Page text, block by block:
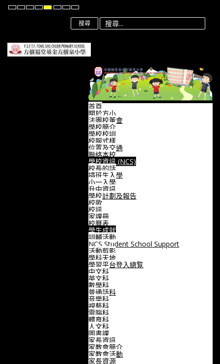
Default
NightHighHighHigh
Contrast
Set
Smaller
Set
Default
Set
Larger
Font
搜尋
首頁
關於方小
法團校董會
學校簡介
學校校訓
校服式樣
位置及交通
聯絡本校
學校資訊 (NCS)
校長的話
插班生入學
小一入學
升中資訊
學校計劃及報告
校歌
校訊
家課冊
校曆表
學生成就
訓輔活動
NCS Student School Support
活動剪影
學科天地
學習平台登入總覧
中文科
英文科
數學科
普通話科
音樂科
視藝科
電腦科
體育科
人文科
圖書課
家長資訊
家教會簡介
家教會活動
家長資源